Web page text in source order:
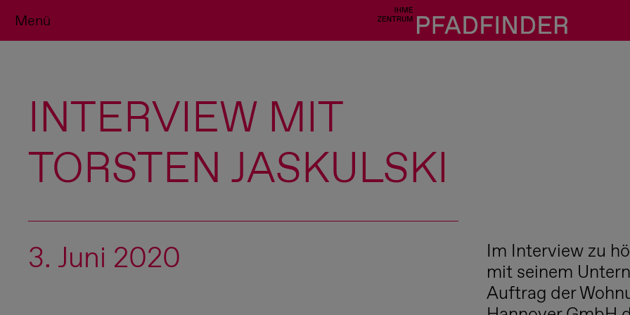
Menü
INTERVIEW MIT
TORSTEN JASKULSKI
3. Juni 2020
Im Interview zu
mit seinem
Auftrag der